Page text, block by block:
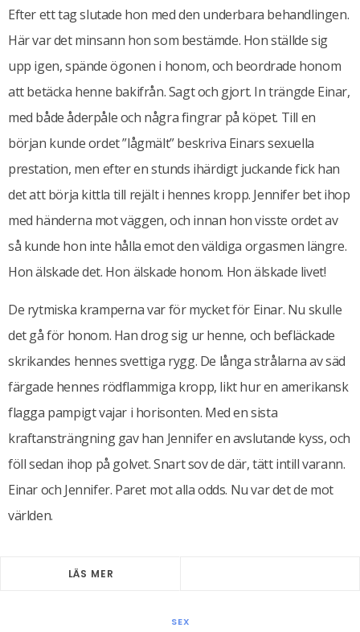
Efter ett tag slutade hon med den underbara behandlingen.
Här var det minsann hon som bestämde. Hon ställde sig
upp igen, spände ögonen i honom, och beordrade honom
att betäcka henne bakifrån. Sagt och gjort. In trängde Einar,
med både åderpåle och några fingrar på köpet. Till en
början kunde ordet ”lågmält” beskriva Einars sexuella
prestation, men efter en stunds ihärdigt juckande fick han
det att börja kittla till rejält i hennes kropp. Jennifer bet ihop
med händerna mot väggen, och innan hon visste ordet av
så kunde hon inte hålla emot den väldiga orgasmen längre.
Hon älskade det. Hon älskade honom. Hon älskade livet!
De rytmiska kramperna var för mycket för Einar. Nu skulle
det gå för honom. Han drog sig ur henne, och befläckade
skrikandes hennes svettiga rygg. De långa strålarna av säd
färgade hennes rödflammiga kropp, likt hur en amerikansk
flagga pampigt vajar i horisonten. Med en sista
kraftansträngning gav han Jennifer en avslutande kyss, och
föll sedan ihop på golvet. Snart sov de där, tätt intill varann.
Einar och Jennifer. Paret mot alla odds. Nu var det de mot
världen.
LÄS MER
SEX